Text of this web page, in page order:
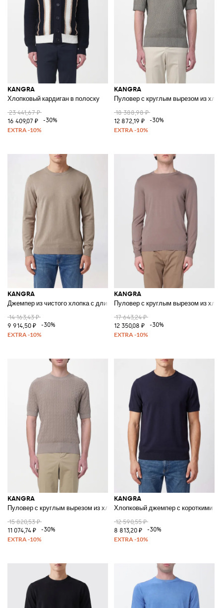
KANGRA
Хлопковый кардиган в полоску
23 441,67 ₽
16 409,07 ₽
-30%
KANGRA
Пуловер с круглым вырезом из
18 388,98 ₽
12 872,19 ₽
-30%
KANGRA
Джемпер из чистого хлопка с длинными рукавами и круглым вырезом
14 163,43 ₽
9 914,50 ₽
-30%
KANGRA
Пуловер с круглым вырезом из
17 643,24 ₽
12 350,08 ₽
-30%
KANGRA
Пуловер с круглым вырезом из хлопка
15 820,53 ₽
11 074,74 ₽
-30%
KANGRA
Хлопковый джемпер с короткими
12 590,55 ₽
8 813,20 ₽
-30%